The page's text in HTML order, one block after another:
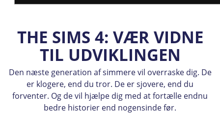
THE SIMS 4: VÆR VIDNE
TIL UDVIKLINGEN
Den næste generation af simmere vil overraske dig. De
er klogere, end du tror. De er sjovere, end du
forventer. Og de vil hjælpe dig med at fortælle endnu
bedre historier end nogensinde før.